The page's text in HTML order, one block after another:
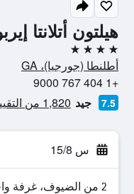
هيلتون أتلانتا
4 نجوم
أطلنطا (جورجيا)، GA
+1 404 767 9000
7.5 جيد 1,820 من التقييمات تم التحقق منها
س 15/8
2 من الضيوف، غرفة واحدة